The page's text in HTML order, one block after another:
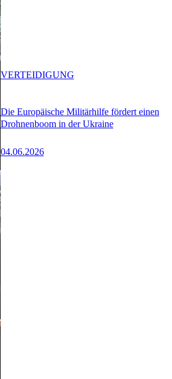
Die Europäische Militärhilfe fördert einen
Drohnenboom in der Ukraine
04.06.2026
VERTEIDIGUNG